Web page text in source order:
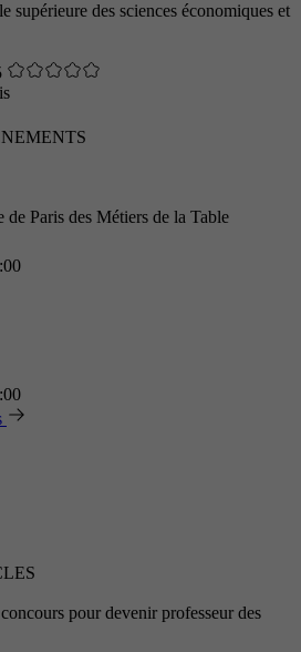
supérieure des sciences économiques et
Paris des Métiers de la Table
pour devenir professeur des